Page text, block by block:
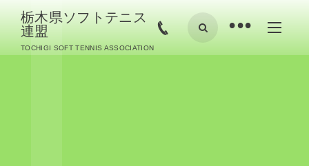
栃木県ソフトテニス
連盟
TOCHIGI SOFT TENNIS ASSOCIATION
•